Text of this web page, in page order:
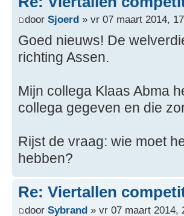
door Sjoerd » vr 07 maart 2014,
Goed nieuws! De
richting Assen.
Mijn collega Klaas Abma
collega gegeven en die
Rijst de vraag: wie moet
hebben?
Re: Viertallen
door Sybrand » vr 07 maart 2014,